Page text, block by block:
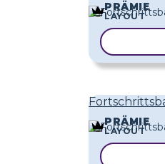
PRÄMIE
LAYOUT
PRÄMIE
LAYOUT